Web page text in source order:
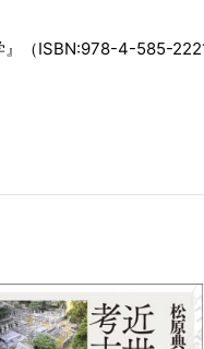
』（ISBN:978-4-585-